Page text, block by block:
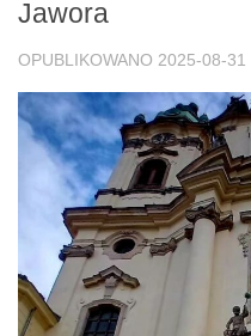
Jawora
OPUBLIKOWANO 2025-08-31